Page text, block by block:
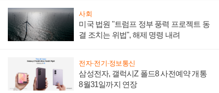
사회
미국 법원 "트럼프 정부 풍력 프로젝트 동
결 조치는 위법", 해제 명령 내려
전자·전기·정보통신
삼성전자, 갤럭시Z 폴드8 사전예약 개통
8월31일까지 연장